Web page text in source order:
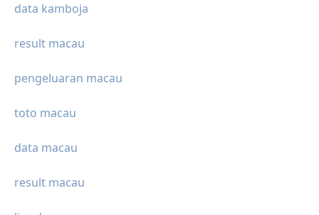
data kamboja
result macau
pengeluaran macau
toto macau
data macau
result macau